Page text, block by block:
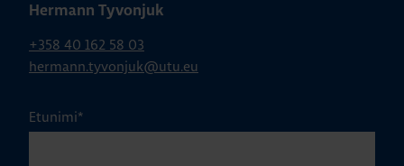
Hermann Tyvonjuk
+358 40 162 58 03
hermann.tyvonjuk@utu.eu
Etunimi*